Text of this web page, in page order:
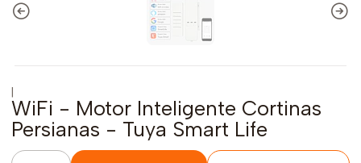
|
WiFi - Motor Inteligente Cortinas
Persianas - Tuya Smart Life